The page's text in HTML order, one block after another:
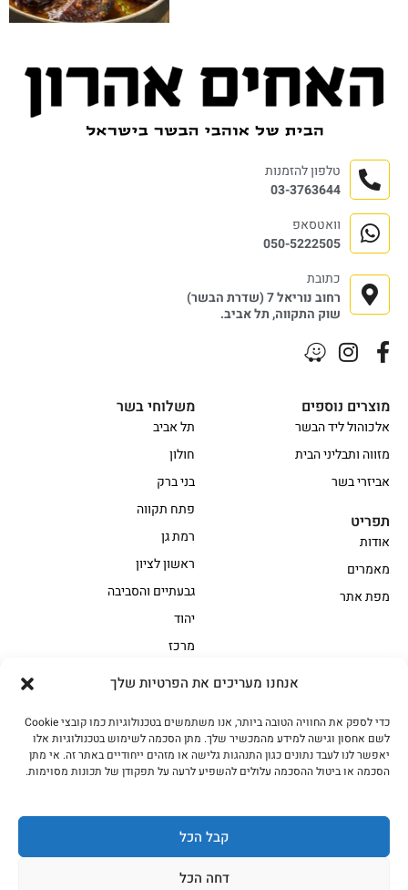
אנחנו מעריכים את הפרטיות שלך
כדי לספק את החוויה הטובה ביותר, אנו משתמשים בטכנולוגיות כמו קובצי Cookie
לשם אחסון וגישה למידע מהמכשיר שלך. מתן הסכמה לשימוש בטכנולוגיות אלו
יאפשר לנו לעבד נתונים כגון התנהגות גלישה או מזהים ייחודיים באתר זה. אי מתן
הסכמה או ביטול ההסכמה עלולים להשפיע לרעה על תפקודן של תכונות מסוימות.
קבל הכל
דחה הכל
אווז
בשר בקר משובח
בשר בקר עגלה משובח
בשר למעשנת
הודו
חלקים אחוריים
מיוחדי מסורת1
נתחי פנים
עוף
משלוחי בשר
תל אביב
חולון
בני ברק
פתח תקווה
רמת גן
ראשון לציון
גבעתיים והסביבה
יהוד
מרכז
מוצרים נוספים
אלכוהול ליד הבשר
מזווה ותבליני הבית
אביזרי בשר
תפריט
אודות
מאמרים
מפת אתר
טלפון להזמנות
03-3763644
וואטסאפ
050-5222505
כתובת
רחוב נוריאל 7 (שדרת הבשר)
שוק התקווה, תל אביב.